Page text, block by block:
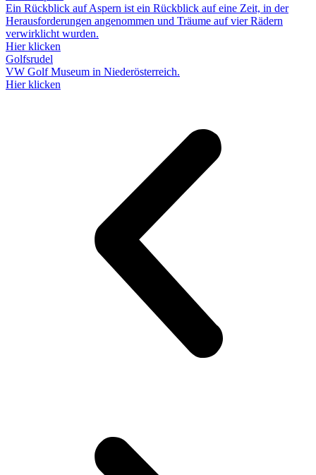
Ein Rückblick auf Aspern ist ein Rückblick auf eine Zeit, in der
Herausforderungen angenommen und Träume auf vier Rädern
verwirklicht wurden.
Hier klicken
Golfsrudel
VW Golf Museum in Niederösterreich.
Hier klicken